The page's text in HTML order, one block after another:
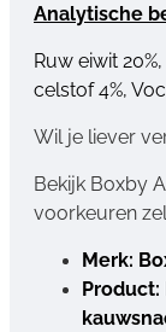
Analytische
Ruw eiwit
celstof 4%,
Wil je liever
Bekijk Boxby
voorkeuren
Merk:
Product: